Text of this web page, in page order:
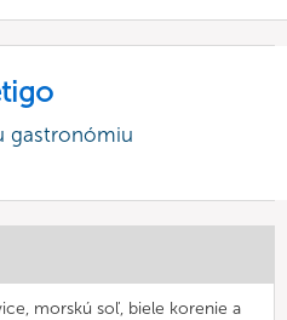
gastronómiu
morskú soľ, biele korenie a